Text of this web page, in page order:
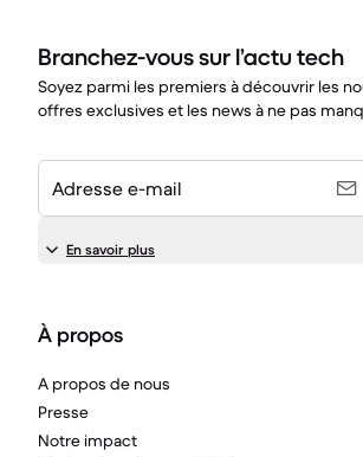
Branchez-vous sur l’actu tech
Soyez parmi les premiers à découvrir les
offres exclusives et les news à ne pas
Adresse e-mail
En savoir plus
À propos
A propos de nous
Presse
Notre impact